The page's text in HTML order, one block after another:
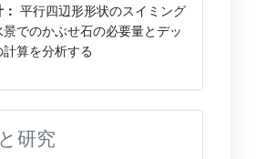
平行四辺形形状のスイミング
でのかぶせ石の必要量とデッ
算を分析する
研究